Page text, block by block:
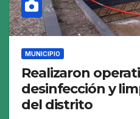
MUNICIPIO
Realizaron
desinfección y
del distrito